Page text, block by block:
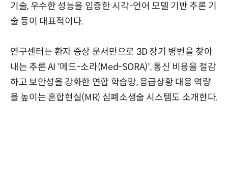
기술, 우수한 성능을 입증한 시각-언어 모델 기반 추론 기
술 등이 대표적이다.
연구센터는 환자 증상 문서만으로 3D 장기 병변을 찾아
내는 추론 AI '메드-소라(Med-SORA)', 통신 비용을 절감
하고 보안성을 강화한 연합 학습망, 응급상황 대응 역량
을 높이는 혼합현실(MR) 심폐소생술 시스템도 소개한다.